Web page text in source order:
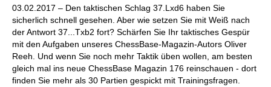
03.02.2017 – Den taktischen Schlag 37.Lxd6 haben Sie
sicherlich schnell gesehen. Aber wie setzen Sie mit Weiß nach
der Antwort 37...Txb2 fort? Schärfen Sie Ihr taktisches Gespür
mit den Aufgaben unseres ChessBase-Magazin-Autors Oliver
Reeh. Und wenn Sie noch mehr Taktik üben wollen, am besten
gleich mal ins neue ChessBase Magazin 176 reinschauen - dort
finden Sie mehr als 30 Partien gespickt mit Trainingsfragen.